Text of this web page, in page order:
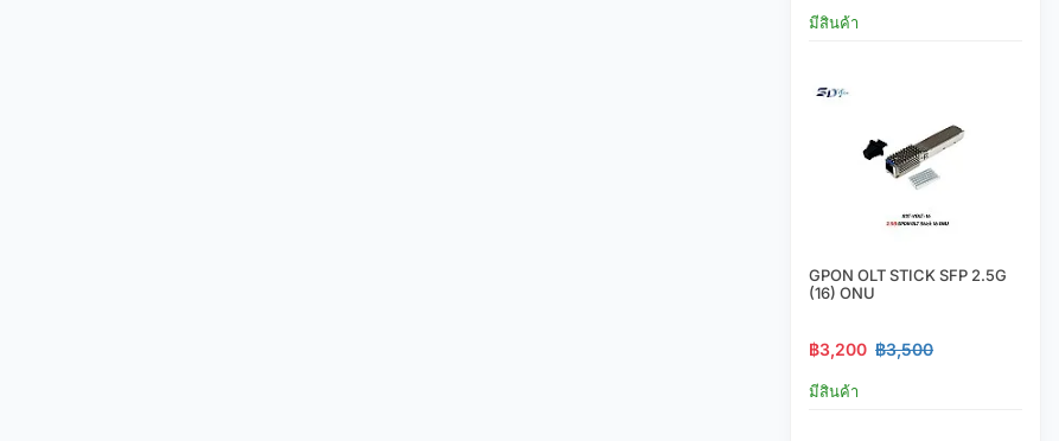
มีสินค้า
GPON OLT STICK SFP 2.5G
(16) ONU
฿3,200 ฿3,500
มีสินค้า